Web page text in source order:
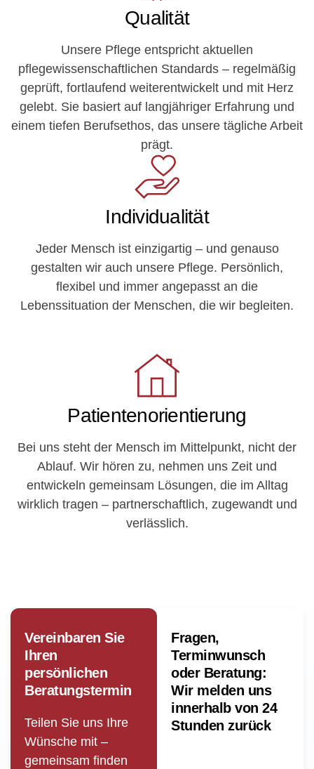
Qualität
Unsere Pflege entspricht aktuellen
pflegewissenschaftlichen Standards – regelmäßig
geprüft, fortlaufend weiterentwickelt und mit Herz
gelebt. Sie basiert auf langjähriger Erfahrung und
einem tiefen Berufsethos, das unsere tägliche Arbeit
prägt.
Individualität
Jeder Mensch ist einzigartig – und genauso
gestalten wir auch unsere Pflege. Persönlich,
flexibel und immer angepasst an die
Lebenssituation der Menschen, die wir begleiten.
Patientenorientierung
Bei uns steht der Mensch im Mittelpunkt, nicht der
Ablauf. Wir hören zu, nehmen uns Zeit und
entwickeln gemeinsam Lösungen, die im Alltag
wirklich tragen – partnerschaftlich, zugewandt und
verlässlich.
Vereinbaren Sie
Ihren
persönlichen
Beratungstermin
Teilen Sie uns Ihre
Wünsche mit –
gemeinsam finden
Fragen,
Terminwunsch
oder Beratung:
Wir melden uns
innerhalb von 24
Stunden zurück